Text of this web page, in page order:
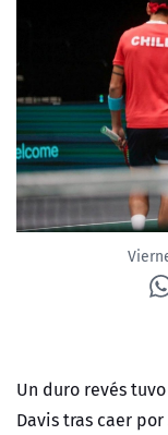
ACTUALIDAD Y
CORPORATIVO Y
CANAL DE
ÁREA DE
Un duro revés
Davis tras caer por